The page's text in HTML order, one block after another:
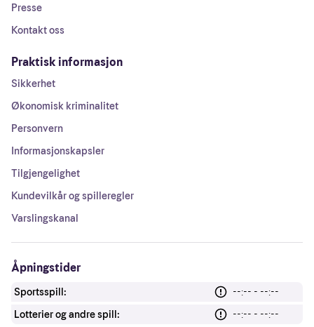
Presse
Kontakt oss
Praktisk informasjon
Sikkerhet
Økonomisk kriminalitet
Personvern
Informasjonskapsler
Tilgjengelighet
Kundevilkår og spilleregler
Varslingskanal
Åpningstider
Sportsspill:
--:-- - --:--
Lotterier og andre spill:
--:-- - --:--